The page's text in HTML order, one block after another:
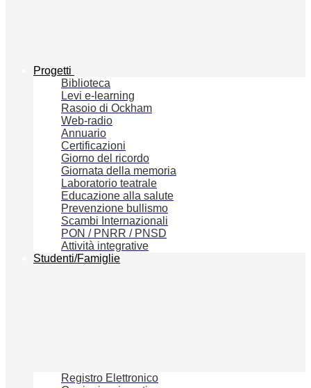
Progetti
Biblioteca
Levi e-learning
Rasoio di Ockham
Web-radio
Annuario
Certificazioni
Giorno del ricordo
Giornata della memoria
Laboratorio teatrale
Educazione alla salute
Prevenzione bullismo
Scambi Internazionali
PON / PNRR / PNSD
Attività integrative
Studenti/Famiglie
Registro Elettronico